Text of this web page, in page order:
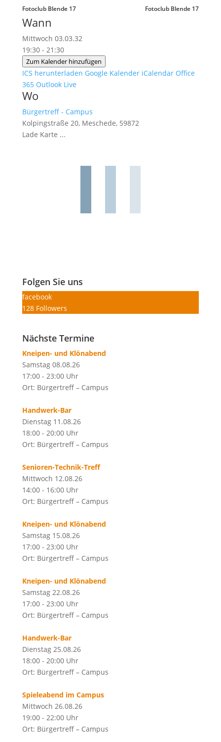
Fotoclub Blende 17 Fotoclub Blende 17
Wann
Mittwoch 03.03.32
19:30 - 21:30
Zum Kalender hinzufügen
ICS herunterladen Google Kalender iCalendar Office
365 Outlook Live
Wo
Bürgertreff - Campus
Kolpingstraße 20, Meschede, 59872
Lade Karte ...
Folgen Sie uns
facebook
128 Followers
Nächste Termine
Kneipen- und Klönabend
Samstag 08.08.26
17:00 - 23:00 Uhr
Ort: Bürgertreff – Campus
Handwerk-Bar
Dienstag 11.08.26
18:00 - 20:00 Uhr
Ort: Bürgertreff – Campus
Senioren-Technik-Treff
Mittwoch 12.08.26
14:00 - 16:00 Uhr
Ort: Bürgertreff – Campus
Kneipen- und Klönabend
Samstag 15.08.26
17:00 - 23:00 Uhr
Ort: Bürgertreff – Campus
Kneipen- und Klönabend
Samstag 22.08.26
17:00 - 23:00 Uhr
Ort: Bürgertreff – Campus
Handwerk-Bar
Dienstag 25.08.26
18:00 - 20:00 Uhr
Ort: Bürgertreff – Campus
Spieleabend im Campus
Mittwoch 26.08.26
19:00 - 22:00 Uhr
Ort: Bürgertreff – Campus